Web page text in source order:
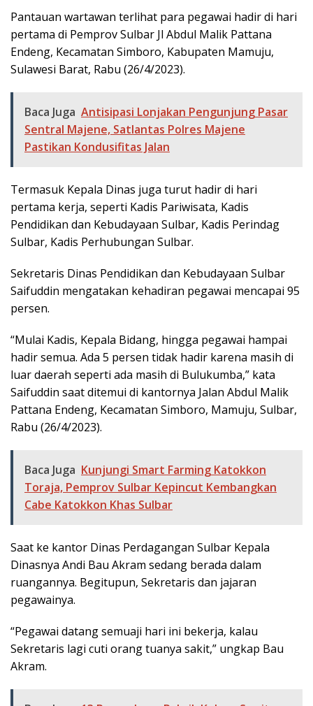
Pantauan wartawan terlihat para pegawai hadir di hari
pertama di Pemprov Sulbar Jl Abdul Malik Pattana
Endeng, Kecamatan Simboro, Kabupaten Mamuju,
Sulawesi Barat, Rabu (26/4/2023).
Baca Juga Antisipasi Lonjakan Pengunjung Pasar
Sentral Majene, Satlantas Polres Majene
Pastikan Kondusifitas Jalan
Termasuk Kepala Dinas juga turut hadir di hari
pertama kerja, seperti Kadis Pariwisata, Kadis
Pendidikan dan Kebudayaan Sulbar, Kadis Perindag
Sulbar, Kadis Perhubungan Sulbar.
Sekretaris Dinas Pendidikan dan Kebudayaan Sulbar
Saifuddin mengatakan kehadiran pegawai mencapai 95
persen.
“Mulai Kadis, Kepala Bidang, hingga pegawai hampai
hadir semua. Ada 5 persen tidak hadir karena masih di
luar daerah seperti ada masih di Bulukumba,” kata
Saifuddin saat ditemui di kantornya Jalan Abdul Malik
Pattana Endeng, Kecamatan Simboro, Mamuju, Sulbar,
Rabu (26/4/2023).
Baca Juga Kunjungi Smart Farming Katokkon
Toraja, Pemprov Sulbar Kepincut Kembangkan
Cabe Katokkon Khas Sulbar
Saat ke kantor Dinas Perdagangan Sulbar Kepala
Dinasnya Andi Bau Akram sedang berada dalam
ruangannya. Begitupun, Sekretaris dan jajaran
pegawainya.
“Pegawai datang semuaji hari ini bekerja, kalau
Sekretaris lagi cuti orang tuanya sakit,” ungkap Bau
Akram.